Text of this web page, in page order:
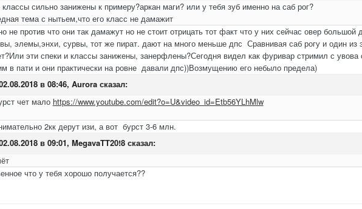
классы сильно занижены к примеру?аркан маги? или у тебя зуб именно на саб рог?
тема с нытьем,что его класс не дамажит
не против что они так дамажут но не стоит отрицать тот факт что у них сейчас овер
элемы,энхи, сурвы, тот же пират. дают на много меньше дпс Сравнивая саб рогу и один из
эти спеки и классы занижены, занерфлены?Сегодня видел как фуривар стримил с
в пати и они практически на ровне давали дпс))Возмущению его небыло предела)
в 08:46, Auroraсказал:
чет мало https://www.youtube.com/edit?o=U&video_id=Etb56YLhMlw
2кк дерут изи, а вот бурст 3-6 млн.
в 09:01, MegavaTT20!8сказал:
что у тебя хорошо получается??